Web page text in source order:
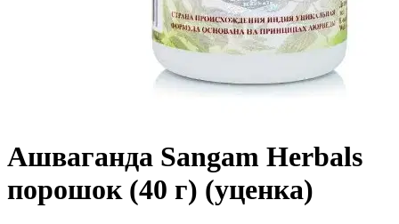
Ашваганда Sangam Herbals
порошок (40 г) (уценка)